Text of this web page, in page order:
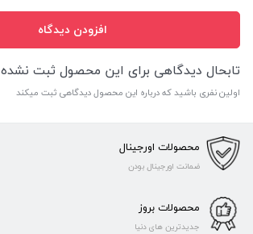
افزودن دیدگاه
تابحال دیدگاهی برای این محصول ثبت نشده
اولین نفری باشید که درباره این محصول دیدگاهی ثبت میکند
محصولات اورجینال
ضمانت اورجینال بودن
محصولات بروز
جدیدترین های دنیا